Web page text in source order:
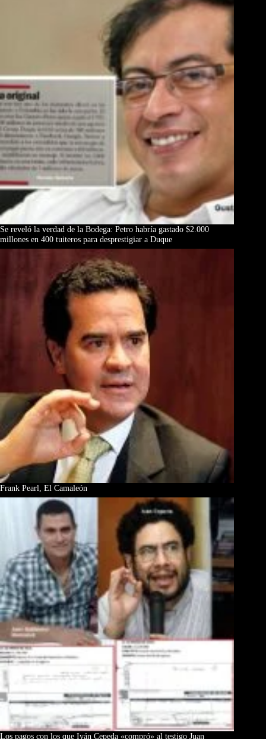
Se reveló la verdad de la Bodega: Petro habría gastado $2.000
millones en 400 tuiteros para desprestigiar a Duque
Frank Pearl, El Camaleón
Los pagos con los que Iván Cepeda «compró» al testigo Juan